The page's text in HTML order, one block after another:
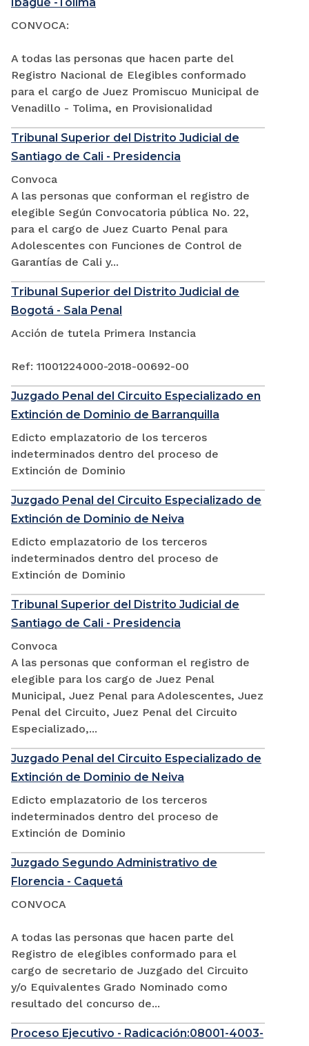
CONVOCA:
A todas las personas que hacen parte del
Registro Nacional de Elegibles conformado
para el cargo de Juez Promiscuo Municipal de
Venadillo - Tolima, en Provisionalidad
Tribunal Superior del Distrito Judicial de
Santiago de Cali - Presidencia
Convoca
A las personas que conforman el registro de
elegible Según Convocatoria pública No. 22,
para el cargo de Juez Cuarto Penal para
Adolescentes con Funciones de Control de
Garantías de Cali y...
Tribunal Superior del Distrito Judicial de
Bogotá - Sala Penal
Acción de tutela Primera Instancia
Ref: 11001224000-2018-00692-00
Juzgado Penal del Circuito Especializado en
Extinción de Dominio de Barranquilla
Edicto emplazatorio de los terceros
indeterminados dentro del proceso de
Extinción de Dominio
Juzgado Penal del Circuito Especializado de
Extinción de Dominio de Neiva
Edicto emplazatorio de los terceros
indeterminados dentro del proceso de
Extinción de Dominio
Tribunal Superior del Distrito Judicial de
Santiago de Cali - Presidencia
Convoca
A las personas que conforman el registro de
elegible para los cargo de Juez Penal
Municipal, Juez Penal para Adolescentes, Juez
Penal del Circuito, Juez Penal del Circuito
Especializado,...
Juzgado Penal del Circuito Especializado de
Extinción de Dominio de Neiva
Edicto emplazatorio de los terceros
indeterminados dentro del proceso de
Extinción de Dominio
Juzgado Segundo Administrativo de
Florencia - Caquetá
CONVOCA
A todas las personas que hacen parte del
Registro de elegibles conformado para el
cargo de secretario de Juzgado del Circuito
y/o Equivalentes Grado Nominado como
resultado del concurso de...
Proceso Ejecutivo - Radicación:08001-4003-